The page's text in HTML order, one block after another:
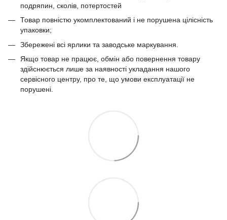
подряпин, сколів, потертостей
Товар повністю укомплектований і не порушена цілісність
упаковки;
Збережені всі ярлики та заводське маркування.
Якщо товар не працює, обмін або повернення товару
здійснюється лише за наявності укладання нашого
сервісного центру, про те, що умови експлуатації не
порушені.